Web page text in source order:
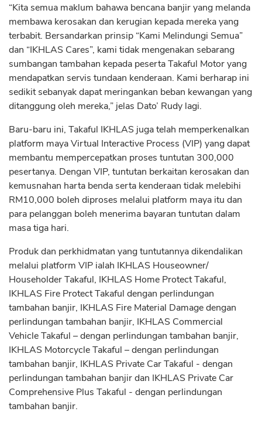
“Kita semua maklum bahawa bencana banjir yang melanda
membawa kerosakan dan kerugian kepada mereka yang
terbabit. Bersandarkan prinsip “Kami Melindungi Semua”
dan “IKHLAS Cares”, kami tidak mengenakan sebarang
sumbangan tambahan kepada peserta Takaful Motor yang
mendapatkan servis tundaan kenderaan. Kami berharap ini
sedikit sebanyak dapat meringankan beban kewangan yang
ditanggung oleh mereka,” jelas Dato’ Rudy lagi.
Baru-baru ini, Takaful IKHLAS juga telah memperkenalkan
platform maya Virtual Interactive Process (VIP) yang dapat
membantu mempercepatkan proses tuntutan 300,000
pesertanya. Dengan VIP, tuntutan berkaitan kerosakan dan
kemusnahan harta benda serta kenderaan tidak melebihi
RM10,000 boleh diproses melalui platform maya itu dan
para pelanggan boleh menerima bayaran tuntutan dalam
masa tiga hari.
Produk dan perkhidmatan yang tuntutannya dikendalikan
melalui platform VIP ialah IKHLAS Houseowner/
Householder Takaful, IKHLAS Home Protect Takaful,
IKHLAS Fire Protect Takaful dengan perlindungan
tambahan banjir, IKHLAS Fire Material Damage dengan
perlindungan tambahan banjir, IKHLAS Commercial
Vehicle Takaful – dengan perlindungan tambahan banjir,
IKHLAS Motorcycle Takaful – dengan perlindungan
tambahan banjir, IKHLAS Private Car Takaful - dengan
perlindungan tambahan banjir dan IKHLAS Private Car
Comprehensive Plus Takaful - dengan perlindungan
tambahan banjir.